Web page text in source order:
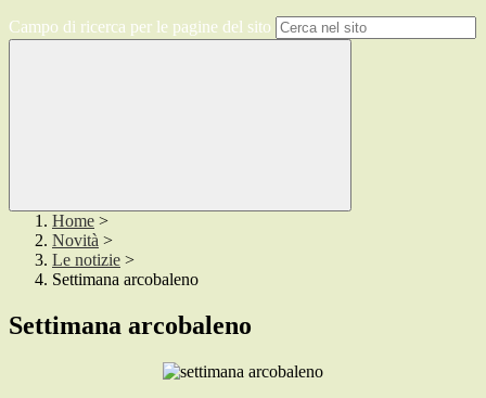
Campo di ricerca per le pagine del sito
Home >
Novità >
Le notizie >
Settimana arcobaleno
Settimana arcobaleno